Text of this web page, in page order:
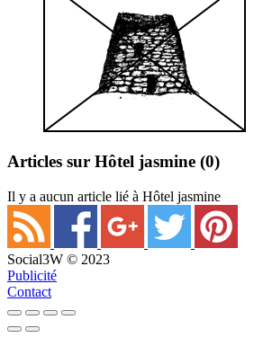
Articles sur Hôtel jasmine (0)
Il y a aucun article lié à Hôtel jasmine
Social3W © 2023
Publicité
Contact